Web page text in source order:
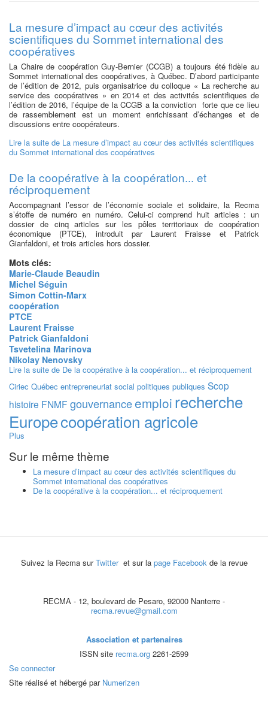
La mesure d’impact au cœur des activités
scientifiques du Sommet international des
coopératives
La Chaire de coopération Guy-Bernier (CCGB) a toujours été fidèle au
Sommet international des coopératives, à Québec. D’abord participante
de l’édition de 2012, puis organisatrice du colloque « La recherche au
service des coopératives » en 2014 et des activités scientifiques de
l’édition de 2016, l’équipe de la CCGB a la conviction forte que ce lieu
de rassemblement est un moment enrichissant d’échanges et de
discussions entre coopérateurs.
Lire la suite de La mesure d’impact au cœur des activités scientifiques
du Sommet international des coopératives
De la coopérative à la coopération... et
réciproquement
Accompagnant l’essor de l’économie sociale et solidaire, la Recma
s’étoffe de numéro en numéro. Celui-ci comprend huit articles : un
dossier de cinq articles sur les pôles territoriaux de coopération
économique (PTCE), introduit par Laurent Fraisse et Patrick
Gianfaldoni, et trois articles hors dossier.
Mots clés:
Marie-Claude Beaudin
Michel Séguin
Simon Cottin-Marx
coopération
PTCE
Laurent Fraisse
Patrick Gianfaldoni
Tsvetelina Marinova
Nikolay Nenovsky
Lire la suite de De la coopérative à la coopération... et réciproquement
Ciriec Québec entrepreneuriat social politiques publiques Scop
histoire FNMF gouvernanceemploi recherche
Europecoopération agricole
Plus
Sur le même thème
La mesure d’impact au cœur des activités scientifiques du
Sommet international des coopératives
De la coopérative à la coopération... et réciproquement
Suivez la Recma surTwitter et sur la page Facebook de la revue
RECMA - 12, boulevard de Pesaro, 92000 Nanterre -
recma.revue@gmail.com
Association et partenaires
ISSN site recma.org 2261-2599
Se connecter
Site réalisé et hébergé par Numerizen